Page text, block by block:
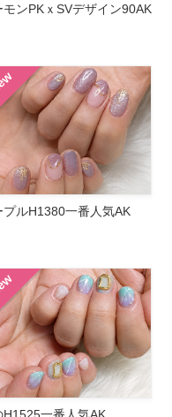
モンPKｘSVデザイン90AK
プルH1380一番人気AK
H1525一番人気AK